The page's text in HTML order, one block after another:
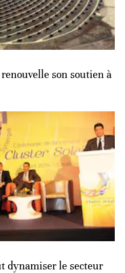
son soutien à
dynamiser le secteur